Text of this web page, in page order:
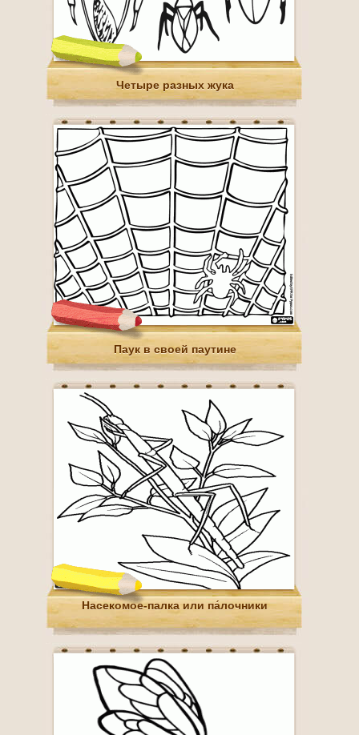
Четыре разных жука
Паук в своей паутине
Насекомое-палка или па́лочники